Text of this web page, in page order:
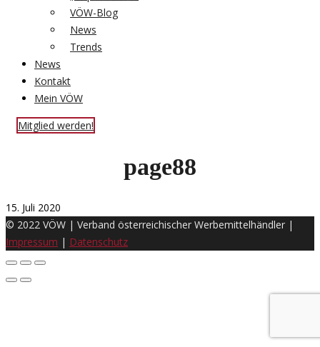
VÖW-Blog
News
Trends
News
Kontakt
Mein VÖW
Mitglied werden!
page88
15. Juli 2020
© 2022 VÖW | Verband österreichischer Werbemittelhändler |
Impressum | Datenschutz